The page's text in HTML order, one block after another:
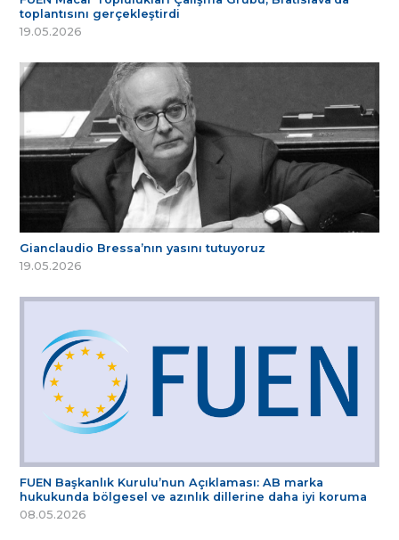
toplantısını gerçekleştirdi
19.05.2026
Gianclaudio Bressa’nın yasını tutuyoruz
19.05.2026
FUEN Başkanlık Kurulu’nun Açıklaması: AB marka
hukukunda bölgesel ve azınlık dillerine daha iyi koruma
08.05.2026